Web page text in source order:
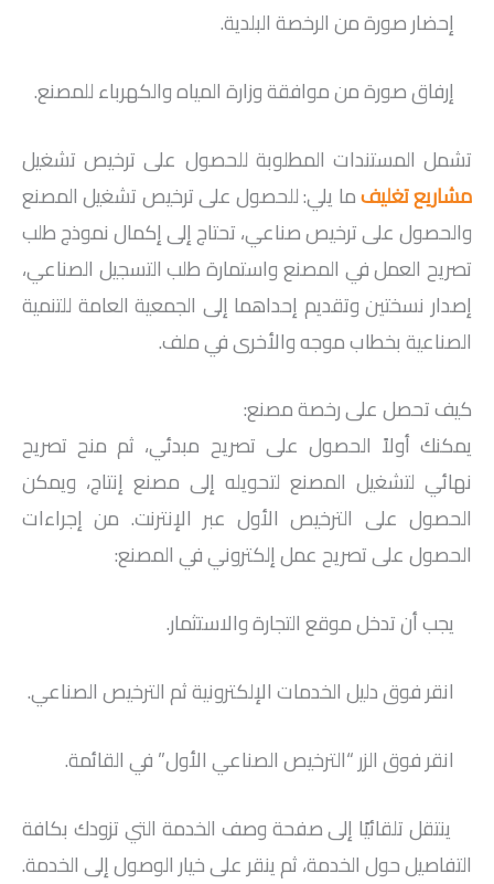
إحضار صورة من الرخصة البلدية.
إرفاق صورة من موافقة وزارة المياه والكهرباء للمصنع.
تشمل المستندات المطلوبة للحصول على ترخيص تشغيل
مشاريع تغليفما يلي: للحصول على ترخيص تشغيل المصنع
والحصول على ترخيص صناعي، تحتاج إلى إكمال نموذج طلب
تصريح العمل في المصنع واستمارة طلب التسجيل الصناعي،
إصدار نسختين وتقديم إحداهما إلى الجمعية العامة للتنمية
الصناعية بخطاب موجه والأخرى في ملف.
كيف تحصل على رخصة مصنع:
يمكنك أولاً الحصول على تصريح مبدئي، ثم منح تصريح
نهائي لتشغيل المصنع لتحويله إلى مصنع إنتاج، ويمكن
الحصول على الترخيص الأول عبر الإنترنت. من إجراءات
الحصول على تصريح عمل إلكتروني في المصنع:
يجب أن تدخل موقع التجارة والاستثمار.
انقر فوق دليل الخدمات الإلكترونية ثم الترخيص الصناعي.
انقر فوق الزر “الترخيص الصناعي الأول” في القائمة.
ينتقل تلقائيًا إلى صفحة وصف الخدمة التي تزودك بكافة
التفاصيل حول الخدمة، ثم ينقر على خيار الوصول إلى الخدمة.